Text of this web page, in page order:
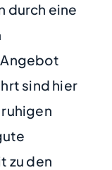
durch eine
sind hier
zu den